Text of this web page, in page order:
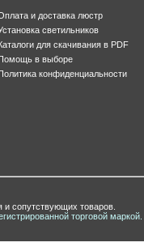
и доставка люстр
светильников
для скачивания в PDF
в выборе
конфиденциальности
сопутствующих товаров.
торговой